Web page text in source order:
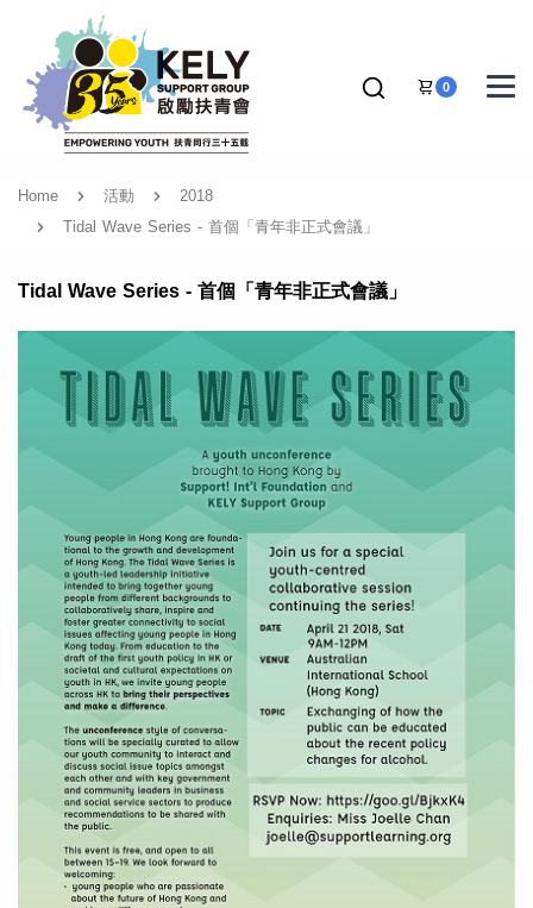
0
Home 活動
2018
Tidal Wave Series - 首個「青年非正式會議」
Tidal Wave Series - 首個「青年非正式會議」